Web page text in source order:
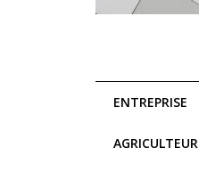
ENTREPRISE
AGRICULTEUR